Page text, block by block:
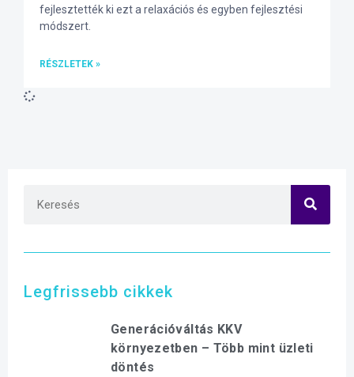
fejlesztették ki ezt a relaxációs és egyben fejlesztési
módszert.
RÉSZLETEK »
Legfrissebb cikkek
Generációváltás KKV
környezetben – Több mint üzleti
döntés